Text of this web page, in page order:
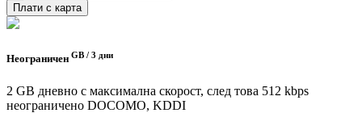
Плати с карта
Неограничен GB / 3 дни
2 GB дневно с максимална скорост, след това 512 kbps
неограничено DOCOMO, KDDI